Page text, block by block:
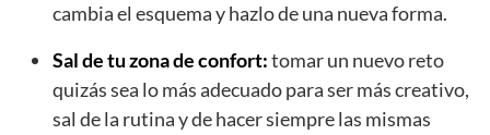
cambia el esquema y hazlo de una nueva forma.
Sal de tu zona de confort:tomar un nuevo reto
quizás sea lo más adecuado para ser más creativo,
sal de la rutina y de hacer siempre las mismas